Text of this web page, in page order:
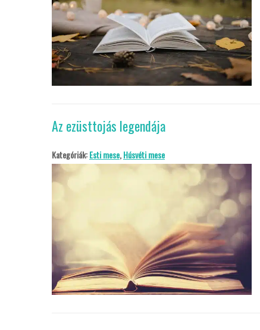
Az ezüsttojás legendája
Kategóriák:Esti mese,Húsvéti mese